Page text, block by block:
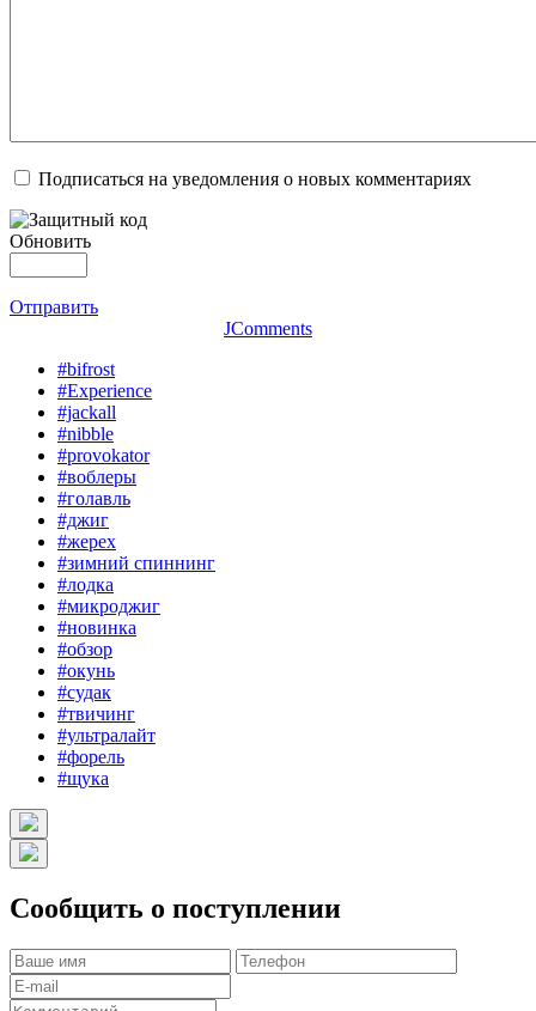
Подписаться на уведомления о новых комментариях
Обновить
Отправить
JComments
#bifrost
#Experience
#jackall
#nibble
#provokator
#воблеры
#голавль
#джиг
#жерех
#зимний спиннинг
#лодка
#микроджиг
#новинка
#обзор
#окунь
#судак
#твичинг
#ультралайт
#форель
#щука
Сообщить о поступлении